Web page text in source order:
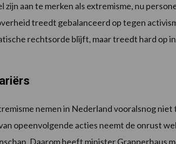
zijn aan te merken als extremisme, nu
treedt gebalanceerd op tegen
rechtsorde blijft, maar treedt hard op
nemen in Nederland vooralsnog niet
opeenvolgende acties neemt de onrust
Daarom heeft minister Grapperhaus